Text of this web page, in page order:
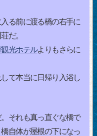
る前に渡る橋の右手に
だ。
観光ホテルよりもさらに
て本当に日帰り入浴し
それも真っ直ぐな橋で
自体が屋根の下になっ